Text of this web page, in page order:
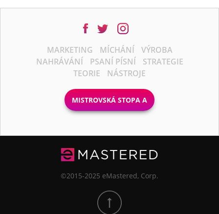
MARKETING MÍCHÁNÍ
VÝROBA
NAHRÁVÁNÍ
PSANÍ PÍSNÍ
STRATEGIE
TEORIE
NÁSTROJE
MISTROVSKÁ STOPA A
©2015-2025 eMastered, Corp.